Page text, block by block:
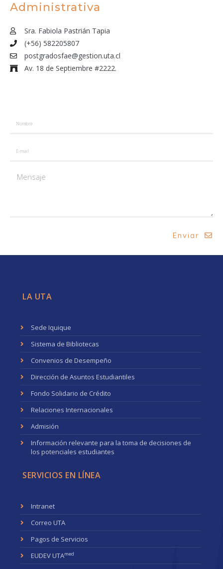
Administrativa
Sra. Fabiola Pastrián Tapia
(+56) 582205807
postgradosfae@gestion.uta.cl
Av. 18 de Septiembre #2222.
Enviar
LA UTA
Sede Iquique
Sistema de Bibliotecas
Convenios de Desempeño
Dirección de Asuntos Estudiantiles
Fondo Solidario de Crédito
Relaciones Internacionales
Admisión
Información relevante para la toma de decisiones de
los potenciales estudiantes
SERVICIOS EN LÍNEA
Intranet
Correo UTA
Pagos de Servicios
EUDEV UTAmed